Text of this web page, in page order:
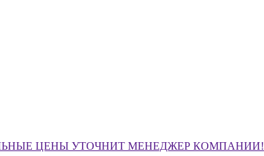
ЦЕНЫ УТОЧНИТ МЕНЕДЖЕР КОМПАНИИ!